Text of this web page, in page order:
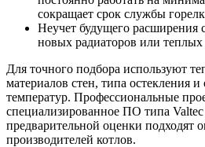
сокращает срок службы
Неучет будущего расширения
новых радиаторов или теплых
Для точного подбора используют
материалов стен, типа остекления
температур. Профессиональные
специализированное ПО типа
предварительной оценки подходят
производителей котлов.